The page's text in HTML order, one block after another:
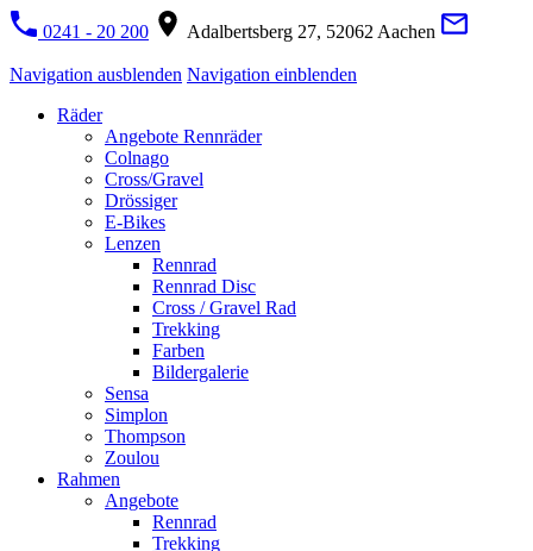
0241 - 20 200 Adalbertsberg 27, 52062 Aachen
Navigation ausblenden Navigation einblenden
Räder
Angebote Rennräder
Colnago
Cross/Gravel
Drössiger
E-Bikes
Lenzen
Rennrad
Rennrad Disc
Cross / Gravel Rad
Trekking
Farben
Bildergalerie
Sensa
Simplon
Thompson
Zoulou
Rahmen
Angebote
Rennrad
Trekking